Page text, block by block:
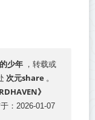
少年 ，转载或
次元share 。
》
：2026-01-07